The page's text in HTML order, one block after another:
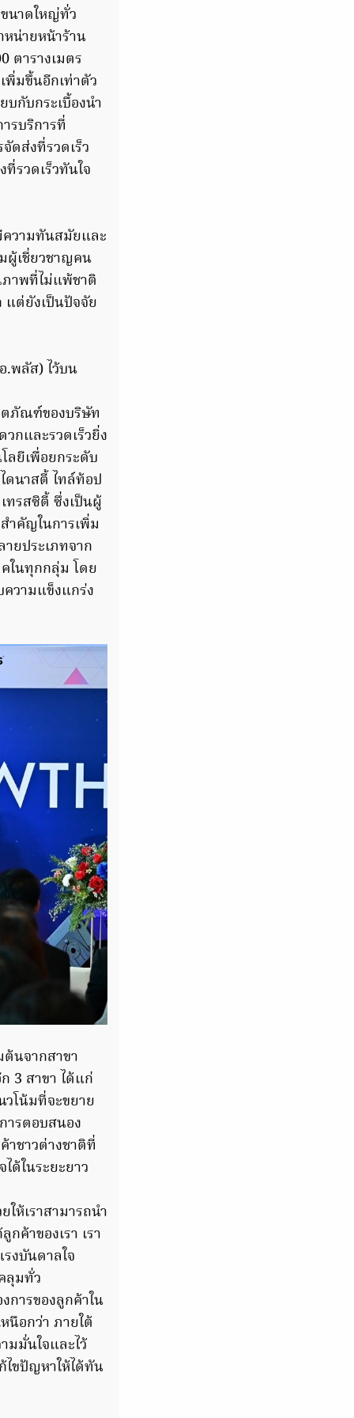
นาดใหญ่ทั่ว
น่ายหน้าร้าน
ตารางเมตร
มขึ้นอีกเท่าตัว
กับกระเบื้องนำ
รบริการที่
ดส่งที่รวดเร็ว
รวดเร็วทันใจ
วามทันสมัยและ
ผู้เชี่ยวชาญคน
ภาพที่ไม่แพ้ชาติ
แต่ยังเป็นปัจจัย
.พลัส) ไว้บน
ภัณฑ์ของบริษัท
กและรวดเร็วยิ่ง
ลยีเพื่อยกระดับ
นาสตี้ ไทล์ท้อป
ทรสซิตี้ ซึ่งเป็นผู้
ำคัญในการเพิ่ม
ยประเภทจาก
ในทุกกลุ่ม โดย
วามแข็งแกร่ง
ต้นจากสาขา
3 สาขา ได้แก่
โน้มที่จะขยาย
ารตอบสนอง
ชาวต่างชาติที่
ด้ในระยะยาว
ห้เราสามารถนำ
ค้าของเรา เรา
งบันดาลใจ
ลุมทั่ว
การของลูกค้าใน
อกว่า ภายใต้
มมั่นใจและไว้
ไขปัญหาให้ได้ทัน